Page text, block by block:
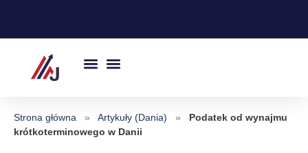
Przejdź
treści
Strona główna » Artykuły (Dania) »
Podatek od wynajmu
krótkoterminowego w Danii